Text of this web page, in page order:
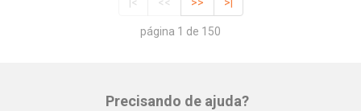
página 1 de 150
Precisando de ajuda?